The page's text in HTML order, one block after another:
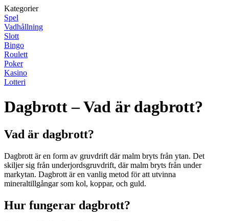
Kategorier
Spel
Vadhållning
Slott
Bingo
Roulett
Poker
Kasino
Lotteri
Dagbrott – Vad är dagbrott?
Vad är dagbrott?
Dagbrott är en form av gruvdrift där malm bryts från ytan. Det
skiljer sig från underjordsgruvdrift, där malm bryts från under
markytan. Dagbrott är en vanlig metod för att utvinna
mineraltillgångar som kol, koppar, och guld.
Hur fungerar dagbrott?